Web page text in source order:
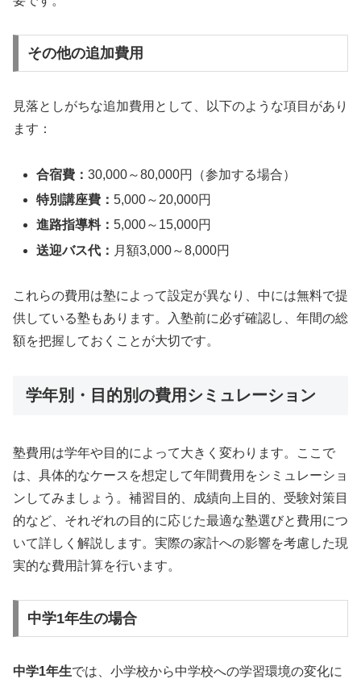
その他の追加費用
見落としがちな追加費用として、以下のような項目があり
ます：
合宿費：30,000～80,000円（参加する場合）
特別講座費：5,000～20,000円
進路指導料：5,000～15,000円
送迎バス代： 月額3,000～8,000円
これらの費用は塾によって設定が異なり、中には無料で提
供している塾もあります。入塾前に必ず確認し、年間の総
額を把握しておくことが大切です。
学年別・目的別の費用シミュレーション
塾費用は学年や目的によって大きく変わります。ここで
は、具体的なケースを想定して年間費用をシミュレーショ
ンしてみましょう。補習目的、成績向上目的、受験対策目
的など、それぞれの目的に応じた最適な塾選びと費用につ
いて詳しく解説します。実際の家計への影響を考慮した現
実的な費用計算を行います。
中学1年生の場合
中学1年生では、小学校から中学校への学習環境の変化に